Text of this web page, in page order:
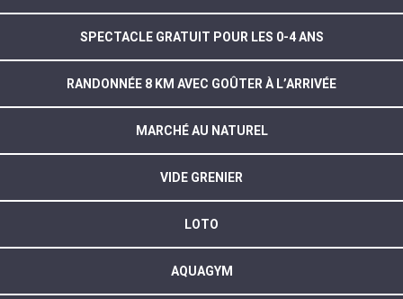
SPECTACLE GRATUIT POUR LES 0-4 ANS
RANDONNÉE 8 KM AVEC GOÛTER À L’ARRIVÉE
MARCHÉ AU NATUREL
VIDE GRENIER
LOTO
AQUAGYM